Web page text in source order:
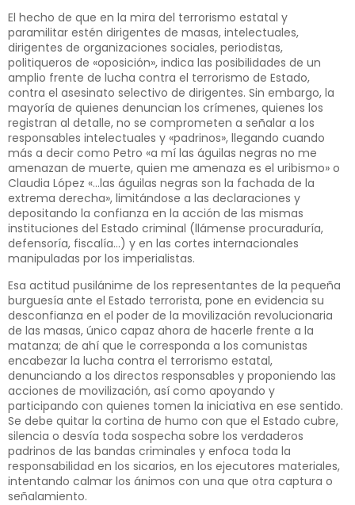
El hecho de que en la mira del terrorismo estatal y
paramilitar estén dirigentes de masas, intelectuales,
dirigentes de organizaciones sociales, periodistas,
politiqueros de «oposición», indica las posibilidades de un
amplio frente de lucha contra el terrorismo de Estado,
contra el asesinato selectivo de dirigentes. Sin embargo, la
mayoría de quienes denuncian los crímenes, quienes los
registran al detalle, no se comprometen a señalar a los
responsables intelectuales y «padrinos», llegando cuando
más a decir como Petro «a mí las águilas negras no me
amenazan de muerte, quien me amenaza es el uribismo» o
Claudia López «…las águilas negras son la fachada de la
extrema derecha», limitándose a las declaraciones y
depositando la confianza en la acción de las mismas
instituciones del Estado criminal (llámense procuraduría,
defensoría, fiscalía…) y en las cortes internacionales
manipuladas por los imperialistas.
Esa actitud pusilánime de los representantes de la pequeña
burguesía ante el Estado terrorista, pone en evidencia su
desconfianza en el poder de la movilización revolucionaria
de las masas, único capaz ahora de hacerle frente a la
matanza; de ahí que le corresponda a los comunistas
encabezar la lucha contra el terrorismo estatal,
denunciando a los directos responsables y proponiendo las
acciones de movilización, así como apoyando y
participando con quienes tomen la iniciativa en ese sentido.
Se debe quitar la cortina de humo con que el Estado cubre,
silencia o desvía toda sospecha sobre los verdaderos
padrinos de las bandas criminales y enfoca toda la
responsabilidad en los sicarios, en los ejecutores materiales,
intentando calmar los ánimos con una que otra captura o
señalamiento.